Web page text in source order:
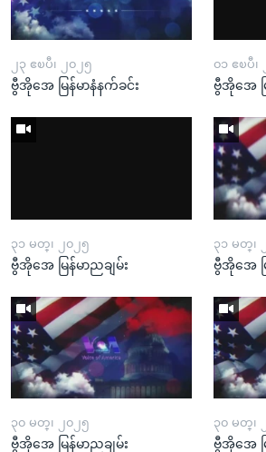
၂၃ ဧၿပီ၊ ၂၀၂၅
ဗွီအိုအေ မြန်မာနံနက်ခင်း
၀၁ ဧၿပီ၊
ဗွီအိုအေ မ
၃၁ မတ္၊ ၂၀၂၅
ဗွီအိုအေ မြန်မာညချမ်း
၃၁ မတ္၊
ဗွီအိုအေ မ
၃၀ မတ္၊ ၂၀၂၅
ဗွီအိုအေ မြန်မာညချမ်း
၃၀ မတ္၊
ဗွီအိုအေ မ